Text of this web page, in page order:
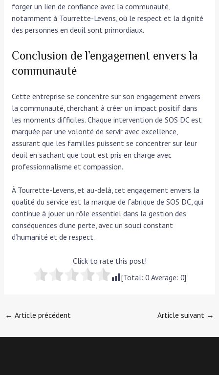
forger un lien de confiance avec la communauté,
notamment à Tourrette-Levens, où le respect et la dignité
des personnes en deuil sont primordiaux.
Conclusion de l’engagement envers la
communauté
Cette entreprise se concentre sur son engagement envers
la communauté, cherchant à créer un impact positif dans
les moments difficiles. Chaque intervention de SOS DC est
marquée par une volonté de servir avec excellence,
assurant que les familles puissent se concentrer sur leur
deuil en sachant que tout est pris en charge avec
professionnalisme et compassion.
À Tourrette-Levens, et au-delà, cet engagement envers la
qualité du service est la marque de fabrique de SOS DC, qui
continue à jouer un rôle essentiel dans la gestion des
conséquences d’une perte, avec un souci constant
d’humanité et de respect.
Click to rate this post!
[Total: 0 Average: 0]
Navigation
articles
← Article précédent Article suivant →